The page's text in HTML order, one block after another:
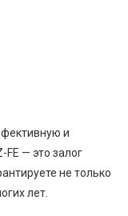
и
— это залог
не только
лет.